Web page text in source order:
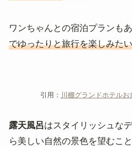
ワンちゃんとの宿泊プランも
でゆったりと旅行を楽しみた
引用： 川棚グランドホテルお
露天風呂はスタイリッシュな
ら美しい自然の景色を望むこ